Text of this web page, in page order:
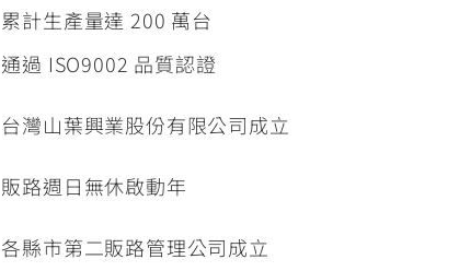
累計生產量達 200 萬台
通過 ISO9002 品質認證
台灣山葉興業股份有限公司成立
販路週日無休啟動年
各縣市第二販路管理公司成立